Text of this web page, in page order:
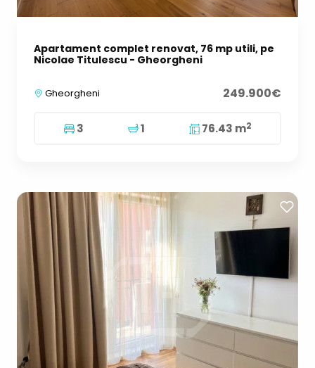
Apartament complet renovat, 76 mp utili, pe
Nicolae Titulescu - Gheorgheni
Gheorgheni 249.900€
3 1 76.43 m2